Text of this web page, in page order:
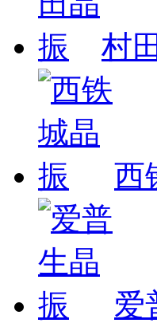
村
西
爱